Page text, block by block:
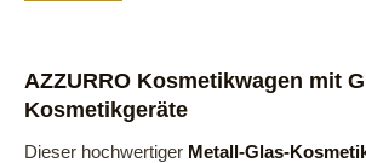
AZZURRO Kosmetikwagen mit
Kosmetikgeräte
Dieser hochwertiger Metall-Glas-